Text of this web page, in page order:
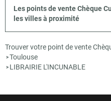
Les points de vente Chèque
les villes à proximité
Trouver votre point de vente
>Toulouse
> LIBRAIRIE L'INCUNABLE